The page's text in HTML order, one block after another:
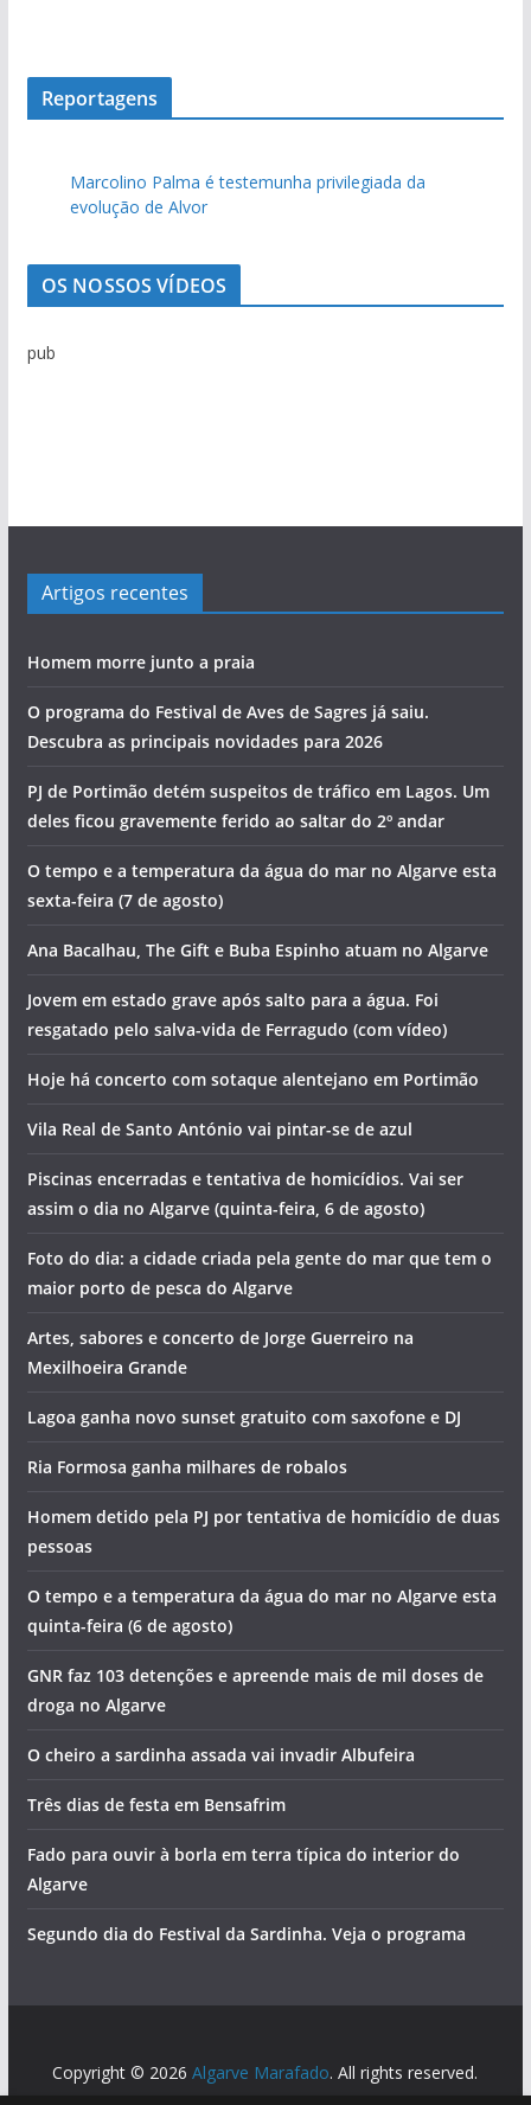
d
c
a
Reportagens
Marcolino Palma é testemunha privilegiada da
evolução de Alvor
OS NOSSOS VÍDEOS
pub
Artigos recentes
Homem morre junto a praia
O programa do Festival de Aves de Sagres já saiu.
Descubra as principais novidades para 2026
PJ de Portimão detém suspeitos de tráfico em Lagos. Um
deles ficou gravemente ferido ao saltar do 2º andar
O tempo e a temperatura da água do mar no Algarve esta
sexta-feira (7 de agosto)
Ana Bacalhau, The Gift e Buba Espinho atuam no Algarve
Jovem em estado grave após salto para a água. Foi
resgatado pelo salva-vida de Ferragudo (com vídeo)
Hoje há concerto com sotaque alentejano em Portimão
Vila Real de Santo António vai pintar-se de azul
Piscinas encerradas e tentativa de homicídios. Vai ser
assim o dia no Algarve (quinta-feira, 6 de agosto)
Foto do dia: a cidade criada pela gente do mar que tem o
maior porto de pesca do Algarve
Artes, sabores e concerto de Jorge Guerreiro na
Mexilhoeira Grande
Lagoa ganha novo sunset gratuito com saxofone e DJ
Ria Formosa ganha milhares de robalos
Homem detido pela PJ por tentativa de homicídio de duas
pessoas
O tempo e a temperatura da água do mar no Algarve esta
quinta-feira (6 de agosto)
GNR faz 103 detenções e apreende mais de mil doses de
droga no Algarve
O cheiro a sardinha assada vai invadir Albufeira
Três dias de festa em Bensafrim
Fado para ouvir à borla em terra típica do interior do
Algarve
Segundo dia do Festival da Sardinha. Veja o programa
Copyright © 2026Algarve Marafado. All rights reserved.